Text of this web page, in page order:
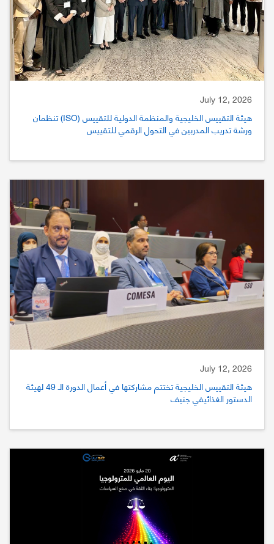
July 12, 2026
هيئة التقييس الخليجية والمنظمة الدولية للتقييس (ISO) تنظمان
ورشة تدريب المدربين في التحول الرقمي للتقييس
July 12, 2026
هيئة التقييس الخليجية تختتم مشاركتها في أعمال الدورة الـ 49 لهيئة
الدستور الغذائيفي جنيف